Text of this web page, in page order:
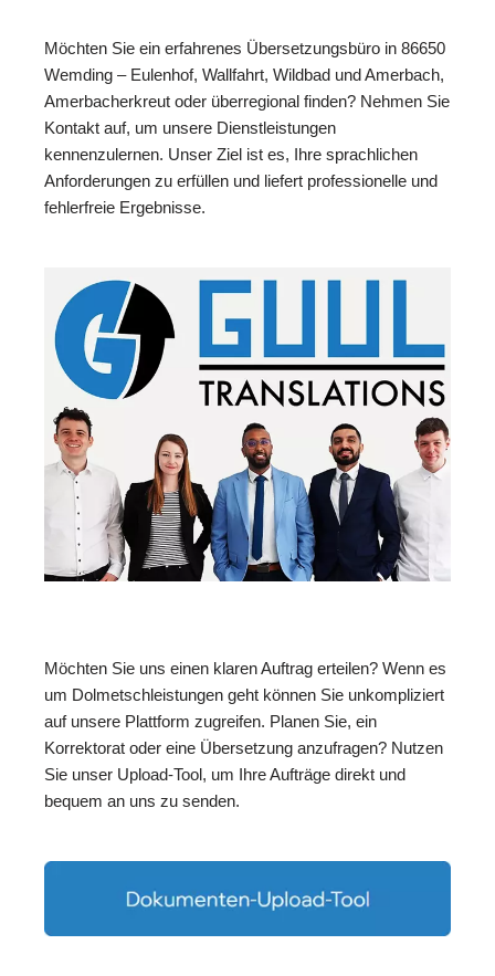
Möchten Sie ein erfahrenes Übersetzungsbüro in 86650
Wemding – Eulenhof, Wallfahrt, Wildbad und Amerbach,
Amerbacherkreut oder überregional finden? Nehmen Sie
Kontakt auf, um unsere Dienstleistungen
kennenzulernen. Unser Ziel ist es, Ihre sprachlichen
Anforderungen zu erfüllen und liefert professionelle und
fehlerfreie Ergebnisse.
Möchten Sie uns einen klaren Auftrag erteilen? Wenn es
um Dolmetschleistungen geht können Sie unkompliziert
auf unsere Plattform zugreifen. Planen Sie, ein
Korrektorat oder eine Übersetzung anzufragen? Nutzen
Sie unser Upload-Tool, um Ihre Aufträge direkt und
bequem an uns zu senden.